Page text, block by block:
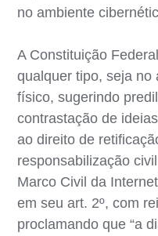
no ambiente
A Constituição
qualquer tipo, seja no
físico, sugerindo
contrastação de
ao direito de
responsabilização
Marco Civil da
em seu art. 2º, com
proclamando que “a